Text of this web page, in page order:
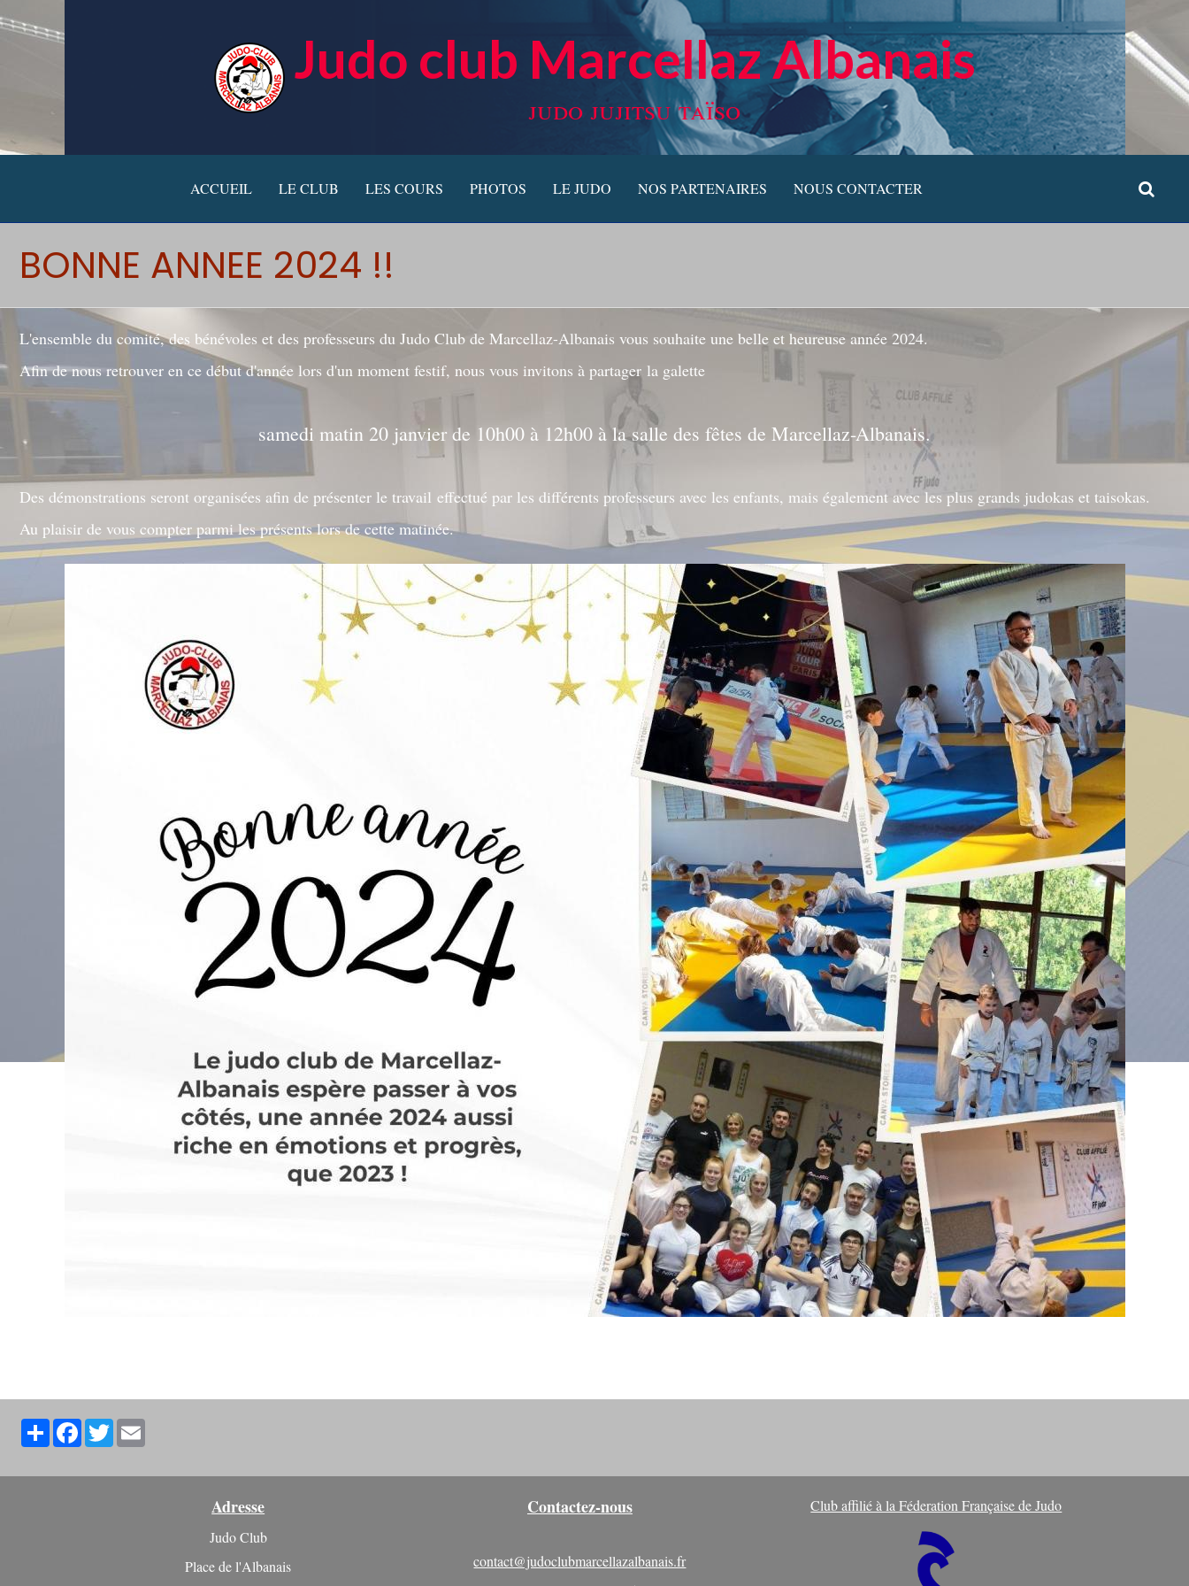
Judo club Marcellaz Albanais
judo jujitsu taïso
ACCUEIL LE CLUB LES COURS PHOTOS LE JUDO NOS PARTENAIRES NOUS CONTACTER
BONNE ANNEE 2024 !!
L'ensemble du comité, des bénévoles et des professeurs du Judo Club de Marcellaz-Albanais vous souhaite une belle et heureuse année 2024.
Afin de nous retrouver en ce début d'année lors d'un moment festif, nous vous invitons à partager la galette
samedi matin 20 janvier de 10h00 à 12h00 à la salle des fêtes de Marcellaz-Albanais.
Des démonstrations seront organisées afin de présenter le travail effectué par les différents professeurs avec les enfants, mais également avec les plus grands judokas et taisokas.
Au plaisir de vous compter parmi les présents lors de cette matinée.
PartagerFacebook
Twitter
Adresse
Judo Club
Place de l'Albanais
Contactez-nous
contact@judoclubmarcellazalbanais.fr
Club affilié à la Féderation Française de Judo